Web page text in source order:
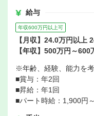
給与
年収600万円以上可
【月収】24.0万円以上
【年収】500万円～600
※年齢、経験、能力を
■賞与：年2回
■昇給：年1回
■パート時給：1,900円